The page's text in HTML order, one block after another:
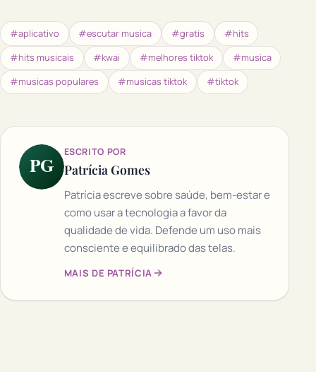
#aplicativo #escutar musica #gratis
#hits
#hits musicais
#kwai #melhores tiktok
#musica
#musicas populares
#musicas tiktok #tiktok
PG
ESCRITO POR
Patrícia Gomes
Patrícia escreve sobre saúde, bem-estar e
como usar a tecnologia a favor da
qualidade de vida. Defende um uso mais
consciente e equilibrado das telas.
MAIS DE PATRÍCIA